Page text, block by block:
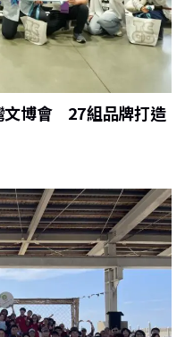
文博會 27組品牌打造